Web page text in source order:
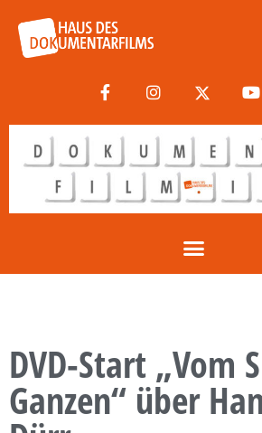
DVD-Start „Vom
Ganzen“ über